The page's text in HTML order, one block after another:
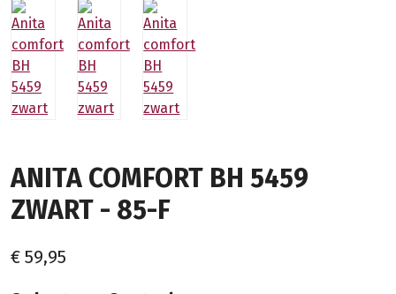
ANITA COMFORT BH 5459
ZWART - 85-F
€ 59,95